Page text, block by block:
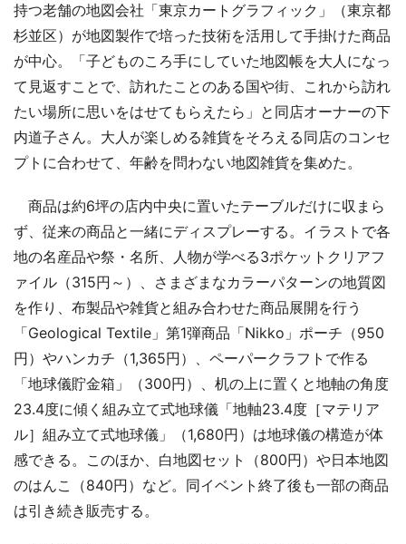
持つ老舗の地図会社「東京カートグラフィック」（東京都
杉並区）が地図製作で培った技術を活用して手掛けた商品
が中心。「子どものころ手にしていた地図帳を大人になっ
て見返すことで、訪れたことのある国や街、これから訪れ
たい場所に思いをはせてもらえたら」と同店オーナーの下
内道子さん。大人が楽しめる雑貨をそろえる同店のコンセ
プトに合わせて、年齢を問わない地図雑貨を集めた。
商品は約6坪の店内中央に置いたテーブルだけに収まら
ず、従来の商品と一緒にディスプレーする。イラストで各
地の名産品や祭・名所、人物が学べる3ポケットクリアフ
ァイル（315円～）、さまざまなカラーパターンの地質図
を作り、布製品や雑貨と組み合わせた商品展開を行う
「Geological Textile」第1弾商品「Nikko」ポーチ（950
円）やハンカチ（1,365円）、ペーパークラフトで作る
「地球儀貯金箱」（300円）、机の上に置くと地軸の角度
23.4度に傾く組み立て式地球儀「地軸23.4度［マテリア
ル］組み立て式地球儀」（1,680円）は地球儀の構造が体
感できる。このほか、白地図セット（800円）や日本地図
のはんこ（840円）など。同イベント終了後も一部の商品
は引き続き販売する。